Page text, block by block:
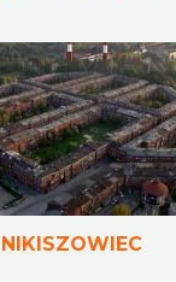
w Gliwicach